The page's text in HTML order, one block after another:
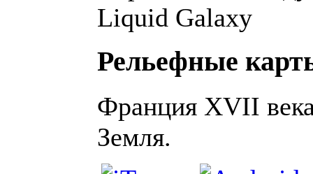
Liquid Galaxy
Рельефные
Франция XVII
Земля.